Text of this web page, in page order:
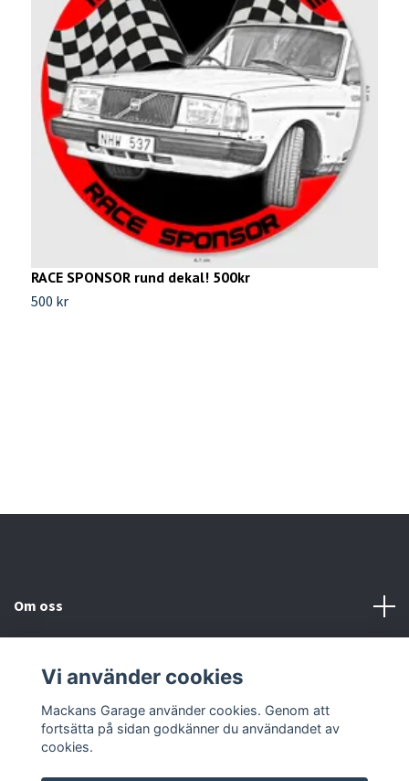
RACE SPONSOR rund dekal! 500kr
500 kr
Om oss
Sociala medier
Vi använder cookies
Mackans Garage använder cookies. Genom att
fortsätta på sidan godkänner du användandet av
cookies.